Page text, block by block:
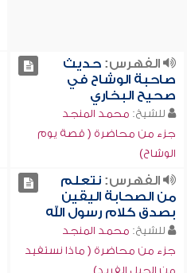
الفهرس:حديث
صاحبة الوشاح في
صحيح البخاري
للشيخ: محمد المنجد
جزء من محاضرة ( قصة يوم
الوشاح)
الفهرس:نتعلم
من الصحابة اليقين
بصدق كلام رسول الله
للشيخ: محمد المنجد
جزء من محاضرة ( ماذا نستفيد
من الجيل الفريد)